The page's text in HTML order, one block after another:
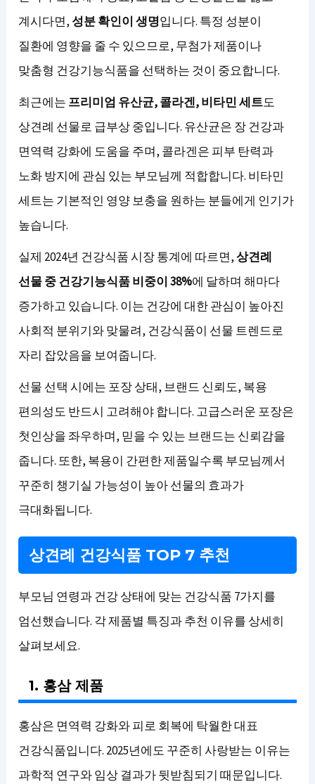
계시다면,성분 확인이 생명입니다. 특정 성분이
질환에 영향을 줄 수 있으므로, 무첨가 제품이나
맞춤형 건강기능식품을 선택하는 것이 중요합니다.
최근에는 프리미엄 유산균, 콜라겐, 비타민 세트도
상견례 선물로 급부상 중입니다. 유산균은 장 건강과
면역력 강화에 도움을 주며, 콜라겐은 피부 탄력과
노화 방지에 관심 있는 부모님께 적합합니다. 비타민
세트는 기본적인 영양 보충을 원하는 분들에게 인기가
높습니다.
실제 2024년 건강식품 시장 통계에 따르면,상견례
선물 중 건강기능식품 비중이 38%에 달하며 해마다
증가하고 있습니다. 이는 건강에 대한 관심이 높아진
사회적 분위기와 맞물려, 건강식품이 선물 트렌드로
자리 잡았음을 보여줍니다.
선물 선택 시에는 포장 상태, 브랜드 신뢰도, 복용
편의성도 반드시 고려해야 합니다. 고급스러운 포장은
첫인상을 좌우하며, 믿을 수 있는 브랜드는 신뢰감을
줍니다. 또한, 복용이 간편한 제품일수록 부모님께서
꾸준히 챙기실 가능성이 높아 선물의 효과가
극대화됩니다.
상견례 건강식품 TOP 7 추천
부모님 연령과 건강 상태에 맞는 건강식품 7가지를
엄선했습니다. 각 제품별 특징과 추천 이유를 상세히
살펴보세요.
1. 홍삼 제품
홍삼은 면역력 강화와 피로 회복에 탁월한 대표
건강식품입니다. 2025년에도 꾸준히 사랑받는 이유는
과학적 연구와 임상 결과가 뒷받침되기 때문입니다.